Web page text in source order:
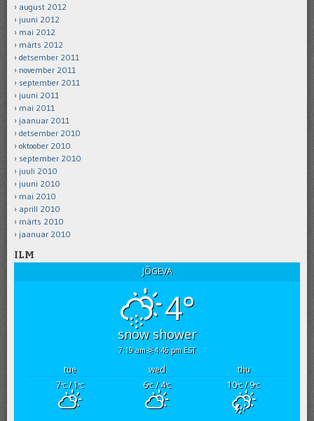
august 2012
juuni 2012
mai 2012
märts 2012
detsember 2011
november 2011
september 2011
juuni 2011
mai 2011
jaanuar 2011
detsember 2010
oktoober 2010
september 2010
juuli 2010
juuni 2010
mai 2010
aprill 2010
märts 2010
jaanuar 2010
ILM
JÕGEVA
4°
snow shower
7:19 am 4:46 pm EST
tue wed
thu
7°C/ 1°C 6°C/ 4°C 10°C/ 9°C